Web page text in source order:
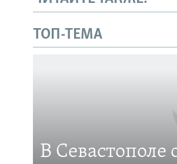
Українською
Qırımtatar
ТОП-ТЕМА
В